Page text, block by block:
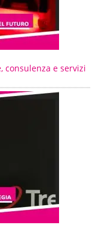
consulenza e servizi